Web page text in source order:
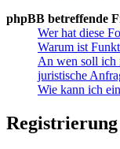
phpBB betreffende
Wer hat diese
Warum ist
An wen soll ich
juristische
Wie kann ich